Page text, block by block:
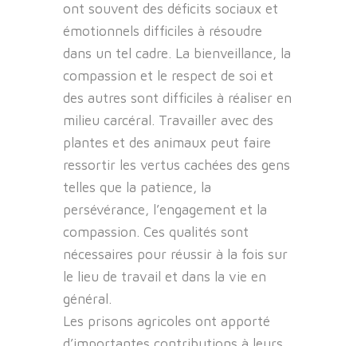
ont souvent des déficits sociaux et
émotionnels difficiles à résoudre
dans un tel cadre. La bienveillance, la
compassion et le respect de soi et
des autres sont difficiles à réaliser en
milieu carcéral. Travailler avec des
plantes et des animaux peut faire
ressortir les vertus cachées des gens
telles que la patience, la
persévérance, l’engagement et la
compassion. Ces qualités sont
nécessaires pour réussir à la fois sur
le lieu de travail et dans la vie en
général.
Les prisons agricoles ont apporté